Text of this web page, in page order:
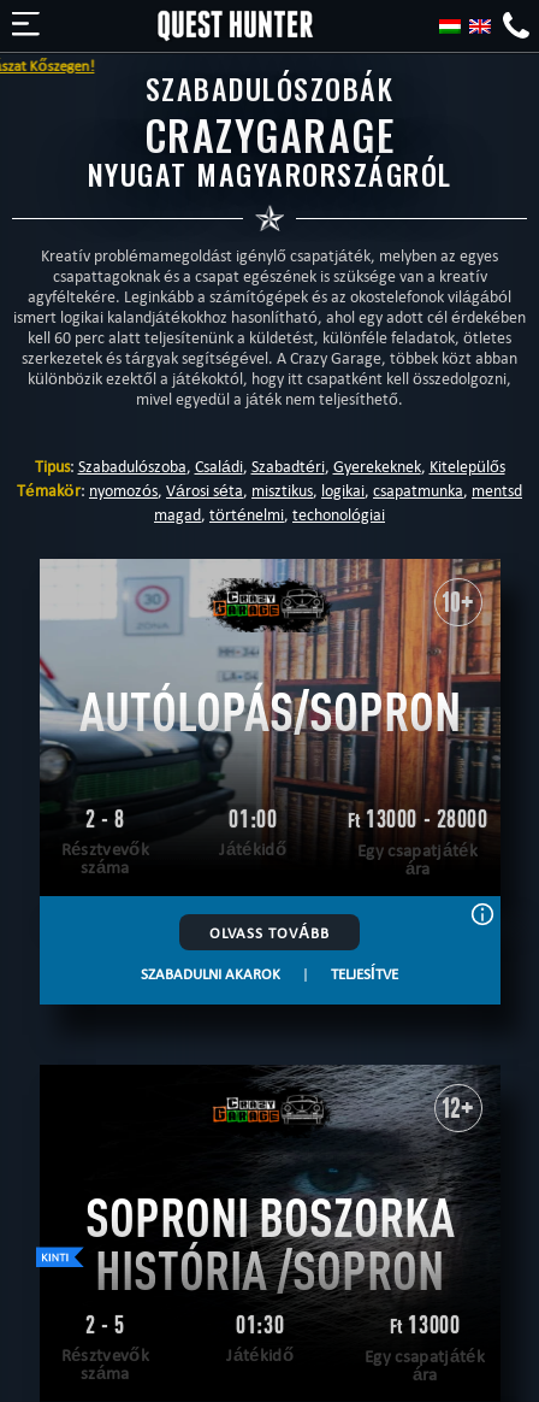
SZABADULÓSZOBÁK
CRAZYGARAGE
NYUGAT MAGYARORSZÁGRÓL
Kreatív problémamegoldást igénylő csapatjáték, melyben az egyes
csapattagoknak és a csapat egészének is szüksége van a kreatív
agyféltekére. Leginkább a számítógépek és az okostelefonok világából
ismert logikai kalandjátékokhoz hasonlítható, ahol egy adott cél érdekében
kell 60 perc alatt teljesítenünk a küldetést, különféle feladatok, ötletes
szerkezetek és tárgyak segítségével. A Crazy Garage, többek közt abban
különbözik ezektől a játékoktól, hogy itt csapatként kell összedolgozni,
mivel egyedül a játék nem teljesíthető.
Tipus: Szabadulószoba, Családi, Szabadtéri, Gyerekeknek, Kitelepülős
Témakör: nyomozós, Városi séta, misztikus, logikai, csapatmunka, mentsd
magad, történelmi, techonológiai
10+
AUTÓLOPÁS/SOPRON
2 - 8
Résztvevők
száma
01:00
Játékidő
Ft13000 - 28000
Egy csapatjáték
ára
OLVASS TOVÁBB
SZABADULNI AKAROK | TELJESÍTVE
12+
SOPRONI BOSZORKA
HISTÓRIA /SOPRON
2 - 5
Résztvevők
száma
01:30
Játékidő
Ft13000
Egy csapatjáték
ára